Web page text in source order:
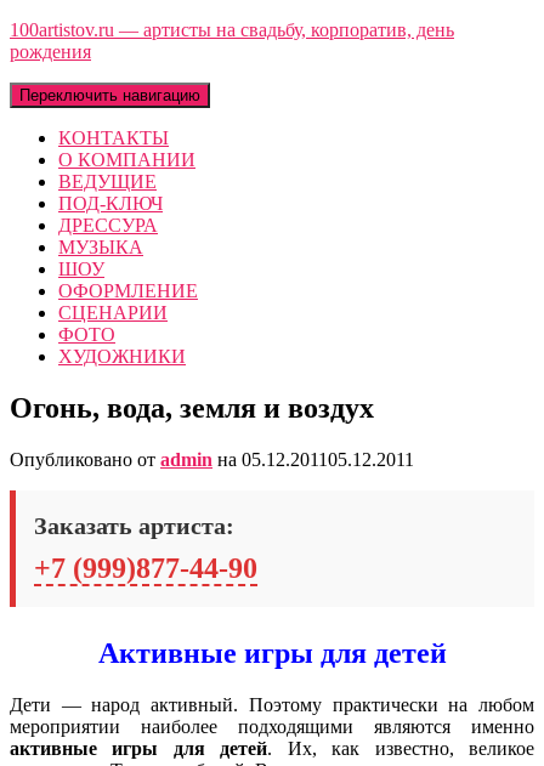
100artistov.ru — артисты на свадьбу, корпоратив, день
рождения
Переключить навигацию
КОНТАКТЫ
О КОМПАНИИ
ВЕДУЩИЕ
ПОД-КЛЮЧ
ДРЕССУРА
МУЗЫКА
ШОУ
ОФОРМЛЕНИЕ
СЦЕНАРИИ
ФОТО
ХУДОЖНИКИ
Огонь, вода, земля и воздух
Опубликовано от admin на 05.12.201105.12.2011
Заказать артиста:
+7 (999)877-44-90
Активные игры для детей
Дети — народ активный. Поэтому практически на любом
мероприятии наиболее подходящими являются именно
активные игры для детей. Их, как известно, великое